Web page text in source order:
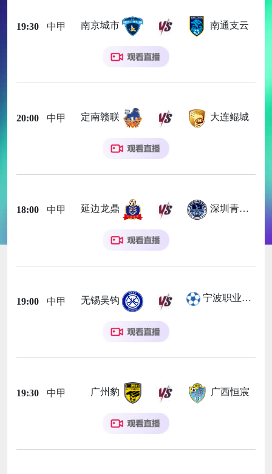
19:30 中甲 南京城市 南通支云
20:00 中甲 定南赣联 大连鲲城
18:00 中甲 延边龙鼎 深圳青年人
19:00 中甲 无锡吴钩 宁波职业足球俱乐部
19:30 中甲 广州豹 广西恒宸